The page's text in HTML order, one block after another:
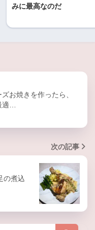
みに最高なのだ
お焼きを作ったら、
…
次の記事
の煮込